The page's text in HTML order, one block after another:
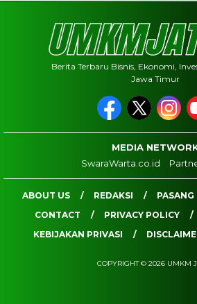
Berita Terbaru Bisnis, Ekonomi,
Jawa Timur
MEDIA
SwaraWarta.co.id
ABOUT US REDAKSI
CONTACT
PRIVACY POLICY
KEBIJAKAN PRIVASI
COPYRIGHT © 2026 UMKM